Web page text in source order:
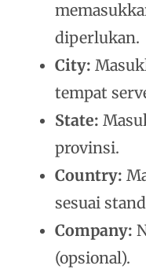
diperlukan.
City:
tempat
State:
provinsi.
Country:
sesuai
Company:
(opsional).